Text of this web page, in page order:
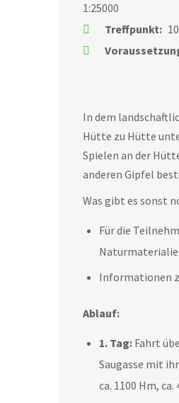
1:25000
Treffpunkt:
In dem
Hütte zu Hütte
Spielen an der
anderen Gipfel
Was gibt es sonst
Für die
Informationen
Ablauf:
1. Tag: Fahrt
Saugasse mit
ca. 1100 Hm,